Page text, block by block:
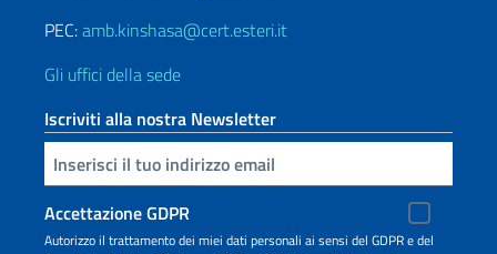
PEC:amb.kinshasa@cert.esteri.it
Gli uffici della sede
Iscriviti alla nostra Newsletter
Inserisci la tua email
Accettazione GDPR
Autorizzo il trattamento dei miei dati personali ai sensi del GDPR e del